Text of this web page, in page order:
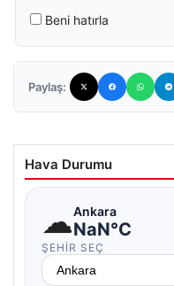
Beni hatırla
Paylaş:
Hava Durumu
☁Ankara
NaN°C
ŞEHIR SEÇ